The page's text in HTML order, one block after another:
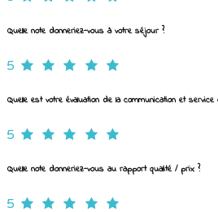
Quelle note donneriez-vous à votre séjour ?
5
Quelle est votre évaluation de la communication et service
5
Quelle note donneriez-vous au rapport qualité / prix ?
5